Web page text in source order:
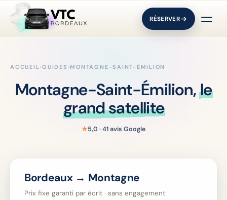
RÉSERVER
ACCUEIL›GUIDES ›MONTAGNE-SAINT-ÉMILION
Montagne-Saint-Émilion,le
grand satellite
★5,0 · 41 avis Google
Bordeaux → Montagne
Prix fixe garanti par écrit · sans engagement